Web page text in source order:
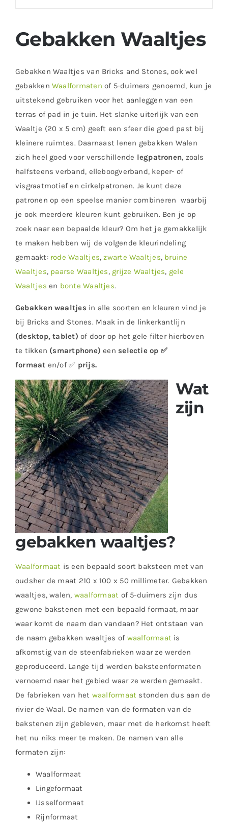
Gebakken Waaltjes
Gebakken Waaltjes van Bricks and Stones, ook wel
gebakkenWaalformaten of 5-duimers genoemd, kun je
uitstekend gebruiken voor het aanleggen van een
terras of pad in je tuin. Het slanke uiterlijk van een
Waaltje (20 x 5 cm) geeft een sfeer die goed past bij
kleinere ruimtes. Daarnaast lenen gebakken Walen
zich heel goed voor verschillende legpatronen, zoals
halfsteens verband, elleboogverband, keper- of
visgraatmotief en cirkelpatronen. Je kunt deze
patronen op een speelse manier combineren waarbij
je ook meerdere kleuren kunt gebruiken. Ben je op
zoek naar een bepaalde kleur? Om het je gemakkelijk
te maken hebben wij de volgende kleurindeling
gemaakt: rode Waaltjes,zwarte Waaltjes, bruine
Waaltjes, paarse Waaltjes, grijze Waaltjes, gele
Waaltjes en bonte Waaltjes.
Gebakken waaltjes in alle soorten en kleuren vind je
bij Bricks and Stones. Maak in de linkerkantlijn
(desktop, tablet)of door op het gele filter hierboven
te tikken (smartphone) een selectie op ✅
formaat en/of ✅ prijs.
Wat
zijn
gebakken waaltjes?
Waalformaat is een bepaald soort baksteen met van
oudsher de maat 210 x 100 x 50 millimeter. Gebakken
waaltjes, walen, waalformaat of 5-duimers zijn dus
gewone bakstenen met een bepaald formaat, maar
waar komt de naam dan vandaan? Het ontstaan van
de naam gebakken waaltjes of waalformaat is
afkomstig van de steenfabrieken waar ze werden
geproduceerd. Lange tijd werden baksteenformaten
vernoemd naar het gebied waar ze werden gemaakt.
De fabrieken van het waalformaat stonden dus aan de
rivier de Waal. De namen van de formaten van de
bakstenen zijn gebleven, maar met de herkomst heeft
het nu niks meer te maken. De namen van alle
formaten zijn:
Waalformaat
Lingeformaat
IJsselformaat
Rijnformaat